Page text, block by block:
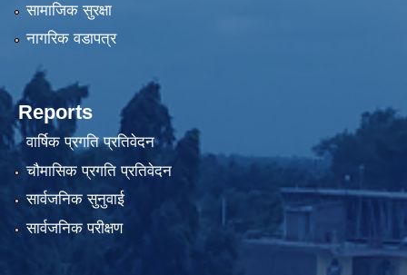
सामाजिक सुरक्षा
नागरिक वडापत्र
Reports
वार्षिक प्रगति प्रतिवेदन
चौमासिक प्रगति प्रतिवेदन
सार्वजनिक सुनुवाई
सार्वजनिक परीक्षण